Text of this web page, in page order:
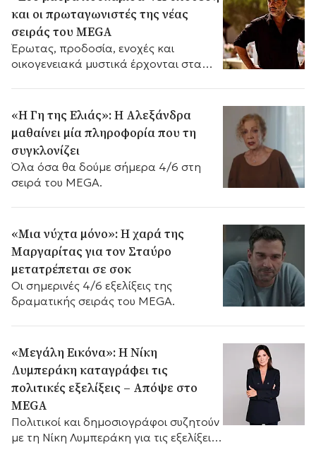
και οι πρωταγωνιστές της νέας
σειράς του MEGA
Έρωτας, προδοσία, ενοχές και
οικογενειακά μυστικά έρχονται στα
«Η Γη της Ελιάς»: Η Αλεξάνδρα
μαθαίνει μία πληροφορία που τη
συγκλονίζει
Όλα όσα θα δούμε σήμερα 4/6 στη
σειρά του MEGA.
«Μια νύχτα μόνο»: Η χαρά της
Μαργαρίτας για τον Σταύρο
μετατρέπεται σε σοκ
Οι σημερινές 4/6 εξελίξεις της
δραματικής σειράς του MEGA.
«Μεγάλη Εικόνα»: Η Νίκη
Λυμπεράκη καταγράφει τις
πολιτικές εξελίξεις – Απόψε στο
MEGA
Πολιτικοί και δημοσιογράφοι συζητούν
με τη Νίκη Λυμπεράκη για τις εξελίξεις